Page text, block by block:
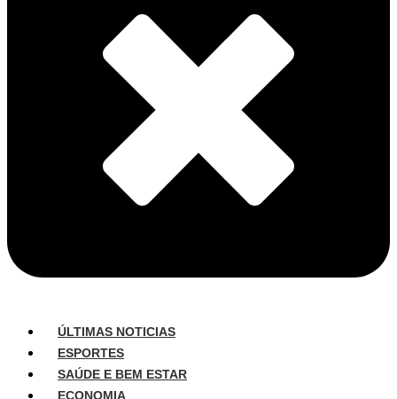
ÚLTIMAS NOTICIAS
ESPORTES
SAÚDE E BEM ESTAR
ECONOMIA